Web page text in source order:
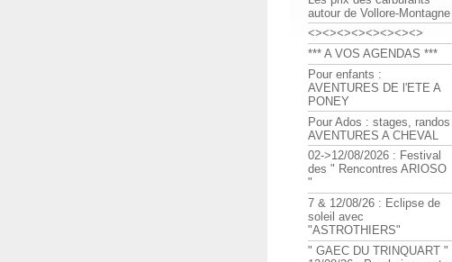
autour de Vollore-Montagne
<><><><><><><><>
*** A VOS AGENDAS ***
Pour enfants :
AVENTURES DE l'ETE A
PONEY
Pour Ados : stages, randos
AVENTURES A CHEVAL
02->12/08/2026 : Festival
des " Rencontres ARIOSO
"
7 & 12/08/26 : Eclipse de
soleil avec
"ASTROTHIERS"
" GAEC DU TRINQUART "